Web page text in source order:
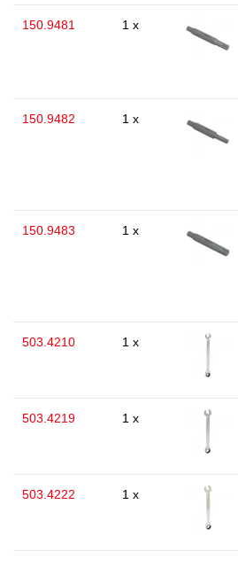
150.9481 1 x
150.9482 1 x
150.9483 1 x
503.4210 1 x
503.4219 1 x
503.4222 1 x